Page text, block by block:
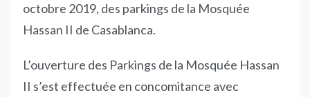
octobre 2019, des parkings de la Mosquée
Hassan II de Casablanca.
L’ouverture des Parkings de la Mosquée Hassan
II s’est effectuée en concomitance avec